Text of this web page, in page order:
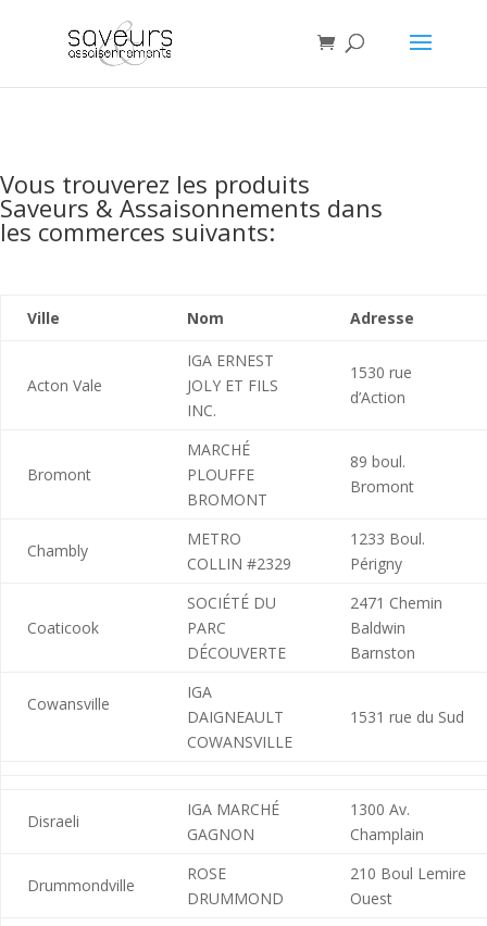
Vous trouverez les produits
Saveurs & Assaisonnements dans
les commerces suivants:
Ville Nom Adresse
Acton Vale
IGA ERNEST
JOLY ET FILS
INC.
1530 rue
d’Action
Bromont
MARCHÉ
PLOUFFE
BROMONT
89 boul.
Bromont
Chambly
METRO
COLLIN #2329
1233 Boul.
Périgny
Coaticook
SOCIÉTÉ DU
PARC
DÉCOUVERTE
2471 Chemin
Baldwin
Barnston
Cowansville
IGA
DAIGNEAULT
COWANSVILLE
1531 rue du Sud
Disraeli
IGA MARCHÉ
GAGNON
1300 Av.
Champlain
Drummondville
ROSE
DRUMMOND
210 Boul Lemire
Ouest